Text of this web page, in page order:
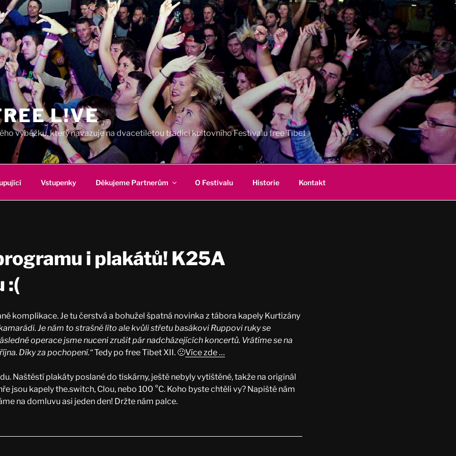
L!VE
výběžku, který navazuje na dvacetiletou tradici kultovního Festivalu free Tibet
Vstupenky Děkujeme Partnerům O Festivalu Historie Kontakt
i plakátů! K25A
:(
komplikace. Je tu čerstvá a bohužel špatná novinka z tábora kapely Kurtizány
Je nám to strašně líto ale kvůli střetu basákovi Ruppovi ruky se
operace jsme nuceni zrušit pár nadcházejících koncertů. Vrátíme se na
Díky za pochopení.“Tedy po free Tibet XII. 🙁Více zde …
Naštěstí plakáty poslané do tiskárny, ještě nebyly vytištěné, takže na originál
jsou kapely the.switch, Clou, nebo 100 °C. Koho byste chtěli vy? Napiště nám
na domluvu asi jeden den! Držte nám palce.